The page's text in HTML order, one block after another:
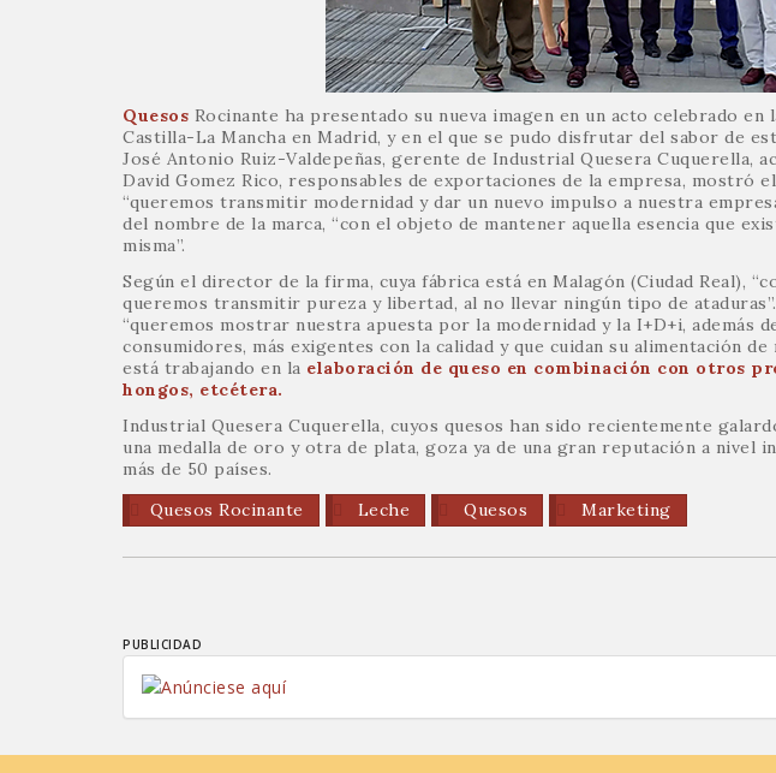
Quesos Rocinante ha presentado su nueva imagen en un acto celebrado en
Castilla-La Mancha en Madrid, y en el que se pudo disfrutar del sabor de
José Antonio Ruiz-Valdepeñas, gerente de Industrial Quesera Cuquerella,
David Gomez Rico, responsables de exportaciones de la empresa, mostró
“queremos transmitir modernidad y dar un nuevo impulso a nuestra
del nombre de la marca, “con el objeto de mantener aquella esencia que
misma”.
Según el director de la firma, cuya fábrica está en Malagón (Ciudad Real),
queremos transmitir pureza y libertad, al no llevar ningún tipo de
“queremos mostrar nuestra apuesta por la modernidad y la I+D+i, además
consumidores, más exigentes con la calidad y que cuidan su alimentación
está trabajando en la elaboración de queso en combinación con otros
hongos, etcétera.
Industrial Quesera Cuquerella, cuyos quesos han sido recientemente
una medalla de oro y otra de plata, goza ya de una gran reputación a nivel
más de 50 países.
Quesos Rocinante
Leche Quesos Marketing
PUBLICIDAD